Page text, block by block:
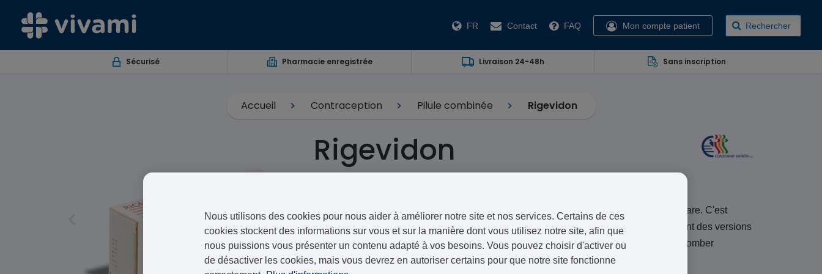
FR Contact FAQ Mon compte patient Rechercher
Sécurisé Pharmacie enregistrée Livraison 24-48h Sans inscription
Accueil Contraception Pilule combinée Rigevidon
Rigevidon
Rigevedon est une pilule contraceptive distribuée par le laboratoire Consilient Healthcare. C'est
l'équivalent générique de la pilule Minidril,Microgynon et Ludéal Gé. Rigevidon contient des versions
synthétiques d’hormones féminines, dont les propriétés empêchent son utilisatrice de tomber
enceinte.
Nous utilisons des cookies pour nous aider à améliorer notre site et nos services. Certains de ces
cookies stockent des informations sur vous et sur la manière dont vous utilisez notre site, afin que
nous puissions vous présenter un contenu adapté à vos besoins. Vous pouvez choisir d'activer ou
de désactiver les cookies, mais vous devrez en autoriser certains pour que notre site fonctionne